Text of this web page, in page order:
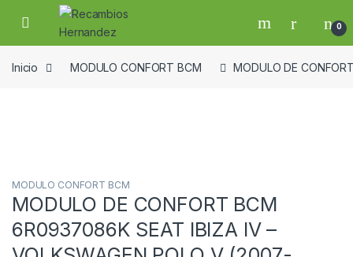
Skip to navigation
Skip to content
Open 0
Inicio MODULO CONFORT BCM MODULO DE
MODULO CONFORT BCM
MODULO DE CONFORT BCM
6R0937086K SEAT IBIZA IV –